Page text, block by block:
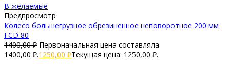
В желаемые
Предпросмотр
Колесо большегрузное обрезиненное неповоротное 200 мм
FCD 80
1400,00₽ Первоначальная цена составляла
1400,00 ₽.1250,00 ₽Текущая цена: 1250,00 ₽.